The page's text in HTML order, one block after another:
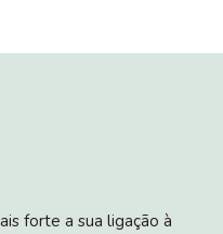
forte a sua ligação à